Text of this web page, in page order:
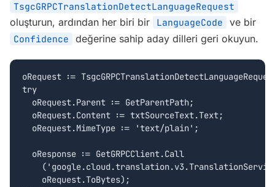
TsgcGRPCTranslationDetectLanguageRequest
oluşturun, ardından her biri bir LanguageCode ve bir
Confidence değerine sahip aday dilleri geri okuyun.
oRequest :=
try
  oRequest.Parent := GetParentPath;
  oRequest.Content := txtSourceText.Text;
  oRequest.MimeType := 'text/plain';
  oResponse := GetGRPCClient.Call
    oRequest.ToBytes);